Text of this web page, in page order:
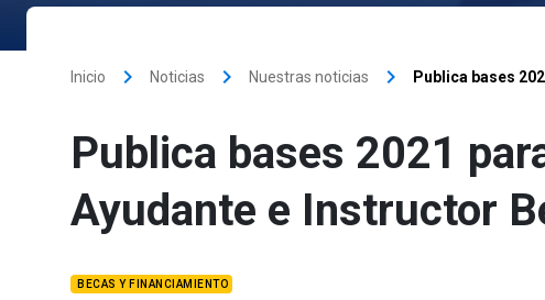
Inicio keyboard_arrow_right Noticias keyboard_arrow_right Nuestras noticias keyboard_arrow_right Publica bases
Publica bases 2021
Ayudante e Instructor
BECAS Y FINANCIAMIENTO